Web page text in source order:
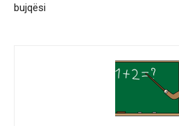
bujqësi